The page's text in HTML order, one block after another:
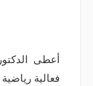
أعطى
فعالية